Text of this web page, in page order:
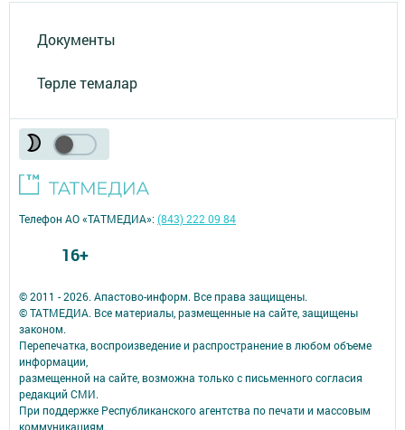
Документы
Төрле темалар
© 2011 - 2026. Апастово-информ. Все права защищены.
© ТАТМЕДИА. Все материалы, размещенные на сайте, защищены
законом.
Перепечатка, воспроизведение и распространение в любом объеме
информации,
размещенной на сайте, возможна только с письменного согласия
редакций СМИ.
При поддержке Республиканского агентства по печати и массовым
коммуникациям.
Телефон АО «ТАТМЕДИА»:(843) 222 09 84
16+